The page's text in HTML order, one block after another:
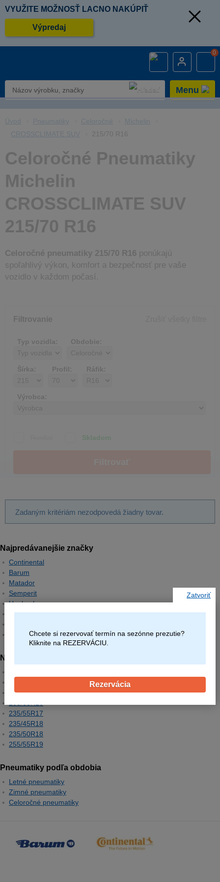
VYUŽITE MOŽNOSŤ LACNO NAKÚPIŤ
Výpredaj
0
Menu
Úvod Pneumatiky Celoročné
Michelin
CROSSCLIMATE SUV
215/70 R16
Celoročné Pneumatiky
Michelin
CROSSCLIMATE SUV
215/70 R16
Celoročné pneumatiky 215/70 R16 ponúkajú
spoľahlivý výkon, komfort a bezpečnosť pre vaše
vozidlo v každom počasí.
Filtrovanie
Typ vozidla: Obdobie:
Šírka: Profil: Ráfik:
Výrobca:
Skladom
Zadaným kritériám nezodpovedá žiadny tovar.
Najpredávanejšie značky
Continental
Barum
Matador
Semperit
Hankook
Michelin
Goodyear
Najpredávanejšie rozmery
225/45R17
235/55R17
235/45R18
235/50R18
255/55R19
Pneumatiky podľa obdobia
Letné pneumatiky
Zimné pneumatiky
Celoročné pneumatiky
Zatvoriť
Chcete si rezervovať termín na sezónne prezutie?
Kliknite na REZERVÁCIU.
Rezervácia